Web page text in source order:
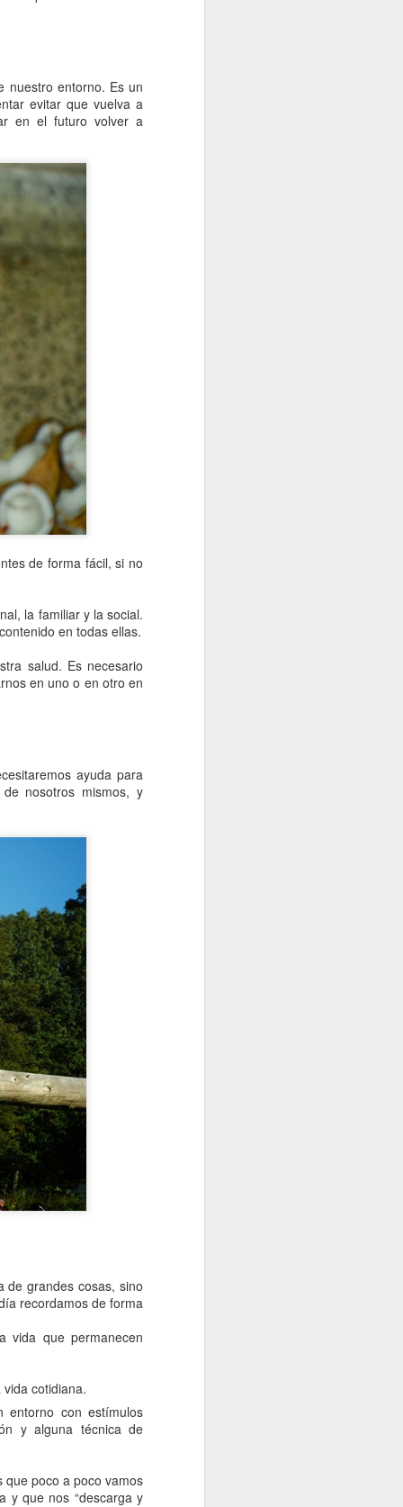
nuestro entorno. Es un
evitar que vuelva a
en el futuro volver a
de forma fácil, si no
la familiar y la social.
en todas ellas.
salud. Es necesario
en uno o en otro en
ayuda para
nosotros mismos, y
de grandes cosas, sino
recordamos de forma
vida que permanecen
cotidiana.
entorno con estímulos
y alguna técnica de
poco a poco vamos
y que nos “descarga y
SEP
La pandemia de coronavirus está
obligando a todas las empresas y
organizaciones a realizar un
esfuerzo extra para la
reincorporación de sus
trabajadores después del
levantamiento del confinamiento.
La vuelta a la rutina y el inicio del
curso escolar sitúa el mes de
septiembre como clave para saber
lo que va a ocurrir en los próximos
meses.